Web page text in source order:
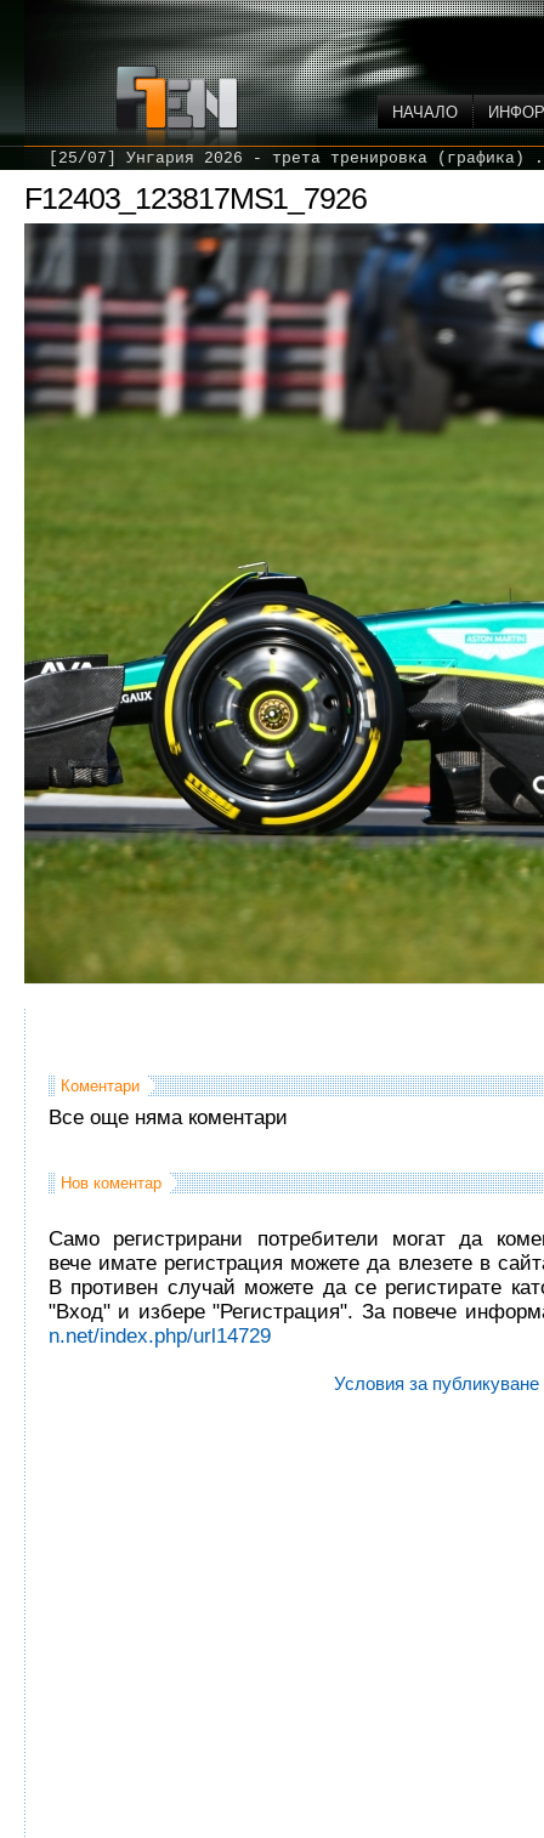
НАЧАЛО
[25/07] Унгария 2026 - трета тренировка
F12403_123817MS1_7926
Коментари
Все още няма коментари
Нов коментар
Само регистрирани потребители могат да
вече имате регистрация можете да влезете в
В противен случай можете да се регистирате
"Вход" и избере "Регистрация". За повече
n.net/index.php/url14729
Условия за